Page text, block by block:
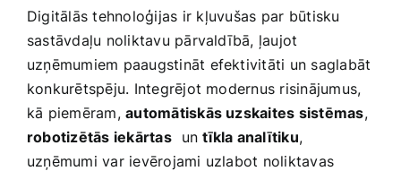
Digitālās tehnoloģijas ⁤ir kļuvušas ⁢par būtisku
sastāvdaļu noliktavu pārvaldībā, ļaujot
uzņēmumiem paaugstināt efektivitāti un saglabāt
konkurētspēju. Integrējot modernus risinājumus,
kā piemēram,automātiskās uzskaites sistēmas,
robotizētās iekārtas⁢ untīkla analītiku,
uzņēmumi var ievērojami uzlabot noliktavas